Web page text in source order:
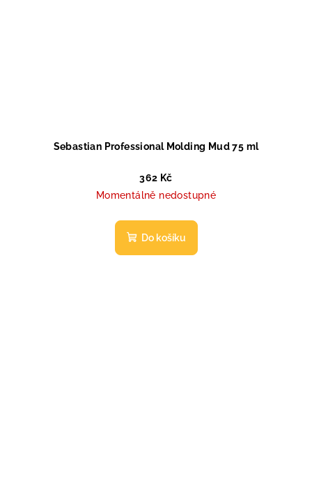
Sebastian Professional Molding Mud 75 ml
362 Kč
Momentálně nedostupné
Do košíku